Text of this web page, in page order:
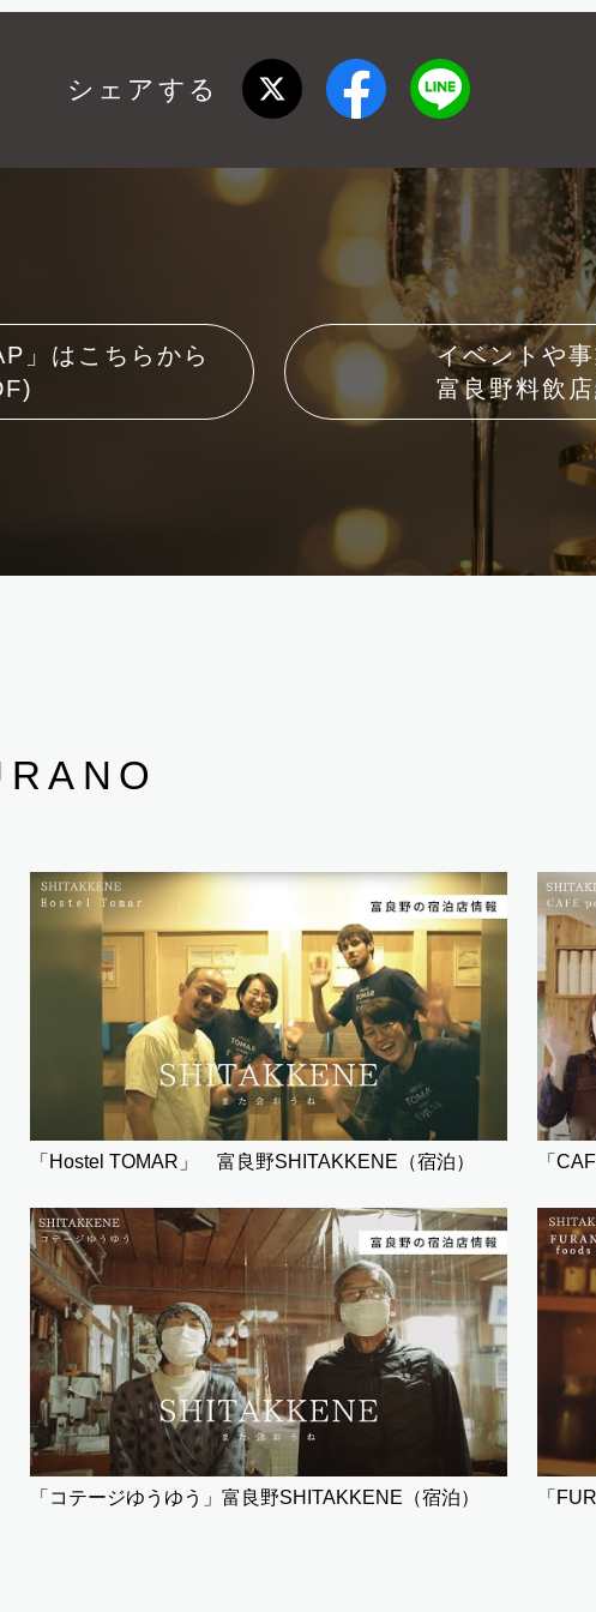
シェアする
」はこちらから
イベントや
富良野料飲
「Hostel TOMAR」 富良野SHITAKKENE（宿泊） 「
「コテージゆうゆう」富良野SHITAKKENE（宿泊）